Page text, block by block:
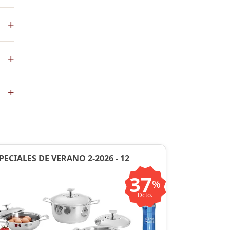
+
+
+
DE VERANO 2-2026 - 12
37%
Dcto.